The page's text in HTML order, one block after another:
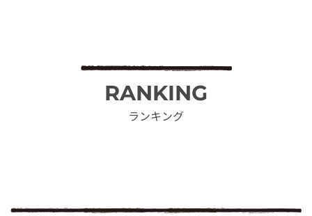
RANKING
ランキング